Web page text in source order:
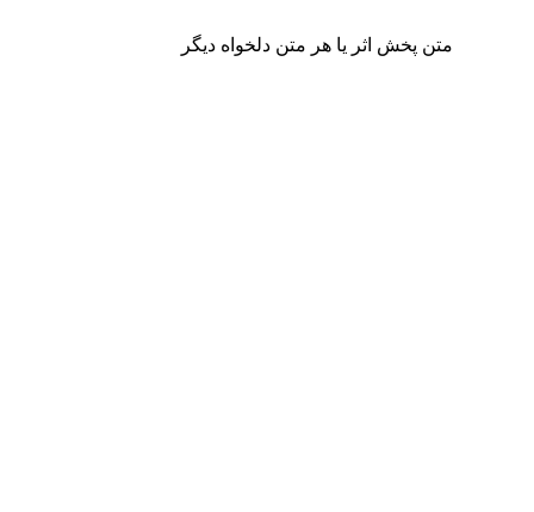
متن پخش اثر یا هر متن دلخواه دیگر